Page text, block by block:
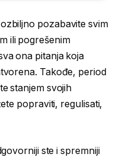
pozabavite svim
ili pogrešenim
ona pitanja koja
Takođe, period
stanjem svojih
popraviti, regulisati,
ste i spremniji